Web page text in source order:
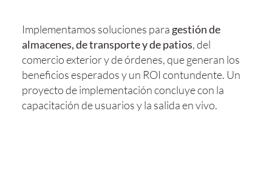
Implementamos soluciones para gestión de
almacenes, de transporte y de patios, del
comercio exterior y de órdenes, que generan los
beneficios esperados y un ROI contundente. Un
proyecto de implementación concluye con la
capacitación de usuarios y la salida en vivo.